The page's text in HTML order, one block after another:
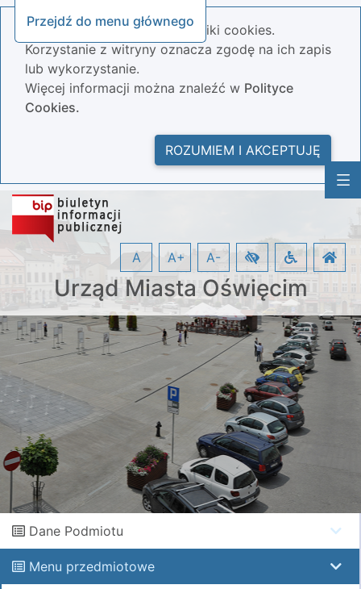
Przejdź do menu głównego
Nasza strona wykorzystuje pliki cookies.
Korzystanie z witryny oznacza zgodę na ich zapis
lub wykorzystanie.
Więcej informacji można znaleźć w Polityce
Cookies.
ROZUMIEM I AKCEPTUJĘ
Urząd Miasta Oświęcim
A A+ A-
Dane Podmiotu
Menu przedmiotowe